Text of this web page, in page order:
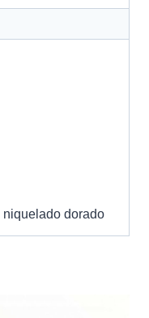
niquelado dorado